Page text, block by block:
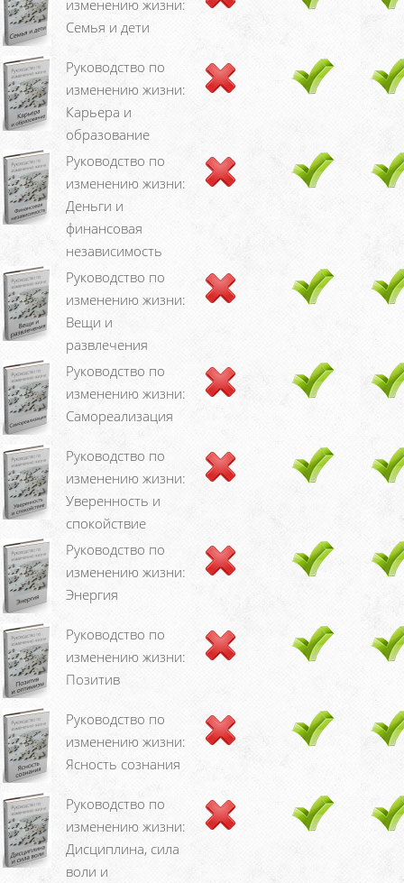
изменению жизни:
Семья и дети
Руководство по
изменению жизни:
Карьера и
образование
Руководство по
изменению жизни:
Деньги и
финансовая
независимость
Руководство по
изменению жизни:
Вещи и
развлечения
Руководство по
изменению жизни:
Самореализация
Руководство по
изменению жизни:
Уверенность и
спокойствие
Руководство по
изменению жизни:
Энергия
Руководство по
изменению жизни:
Позитив
Руководство по
изменению жизни:
Ясность сознания
Руководство по
изменению жизни:
Дисциплина, сила
воли и